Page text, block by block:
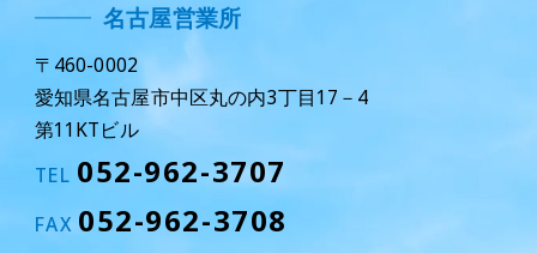
名古屋営業所
〒460-0002
愛知県名古屋市中区丸の内3丁目17－4
第11KTビル
TEL 052-962-3707
FAX 052-962-3708